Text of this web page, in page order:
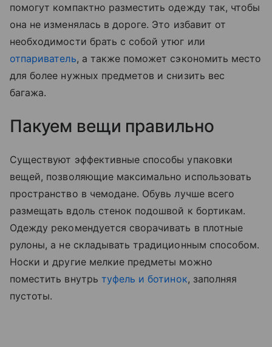
помогут компактно разместить одежду так, чтобы
она не изменялась в дороге. Это избавит от
необходимости брать с собой утюг или
отпариватель, а также поможет сэкономить место
для более нужных предметов и снизить вес
багажа.
Пакуем вещи правильно
Существуют эффективные способы упаковки
вещей, позволяющие максимально использовать
пространство в чемодане. Обувь лучше всего
размещать вдоль стенок подошвой к бортикам.
Одежду рекомендуется сворачивать в плотные
рулоны, а не складывать традиционным способом.
Носки и другие мелкие предметы можно
поместить внутрь туфель и ботинок, заполняя
пустоты.